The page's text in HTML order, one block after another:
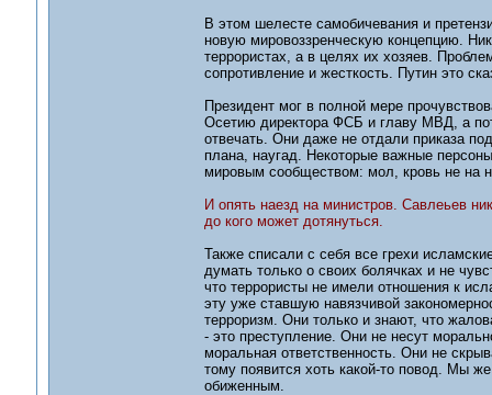
В этом шелесте самобичевания и
новую мировоззренческую концепцию.
террористах, а в целях их хозяев.
сопротивление и жесткость. Путин это
Президент мог в полной мере
Осетию директора ФСБ и главу МВД, а
отвечать. Они даже не отдали приказа
плана, наугад. Некоторые важные
мировым сообществом: мол, кровь не на
И опять наезд на министров. Савлеьев
до кого может дотянуться.
Также списали с себя все грехи
думать только о своих болячках и не
что террористы не имели отношения к
эту уже ставшую навязчивой
терроризм. Они только и знают, что
- это преступление. Они не несут
моральная ответственность. Они не
тому появится хоть какой-то повод. Мы
обиженным.